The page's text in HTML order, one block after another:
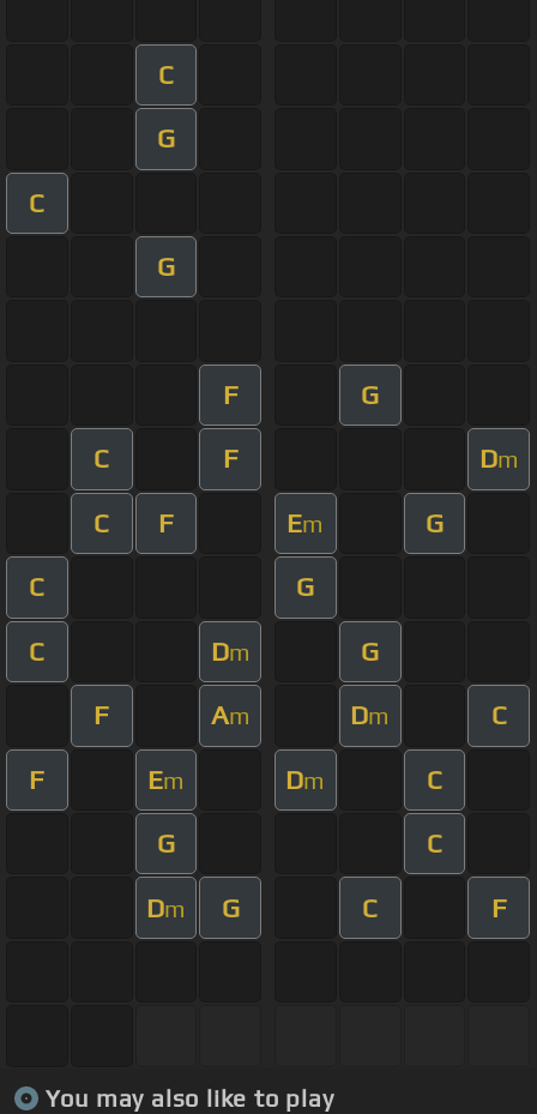
C
G
C
G
F G
C F Dm
C F Em G
C G
C Dm G
F Am Dm C
F Em Dm C
G C
Dm G C F
You may also like to play